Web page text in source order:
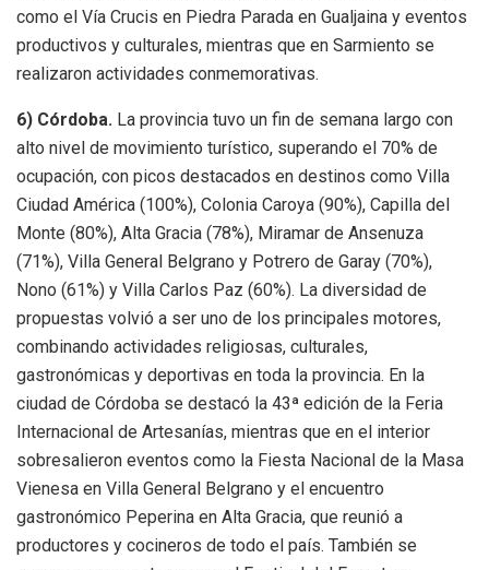
como el Vía Crucis en Piedra Parada en Gualjaina y eventos
productivos y culturales, mientras que en Sarmiento se
realizaron actividades conmemorativas.
6) Córdoba. La provincia tuvo un fin de semana largo con
alto nivel de movimiento turístico, superando el 70% de
ocupación, con picos destacados en destinos como Villa
Ciudad América (100%), Colonia Caroya (90%), Capilla del
Monte (80%), Alta Gracia (78%), Miramar de Ansenuza
(71%), Villa General Belgrano y Potrero de Garay (70%),
Nono (61%) y Villa Carlos Paz (60%). La diversidad de
propuestas volvió a ser uno de los principales motores,
combinando actividades religiosas, culturales,
gastronómicas y deportivas en toda la provincia. En la
ciudad de Córdoba se destacó la 43ª edición de la Feria
Internacional de Artesanías, mientras que en el interior
sobresalieron eventos como la Fiesta Nacional de la Masa
Vienesa en Villa General Belgrano y el encuentro
gastronómico Peperina en Alta Gracia, que reunió a
productores y cocineros de todo el país. También se